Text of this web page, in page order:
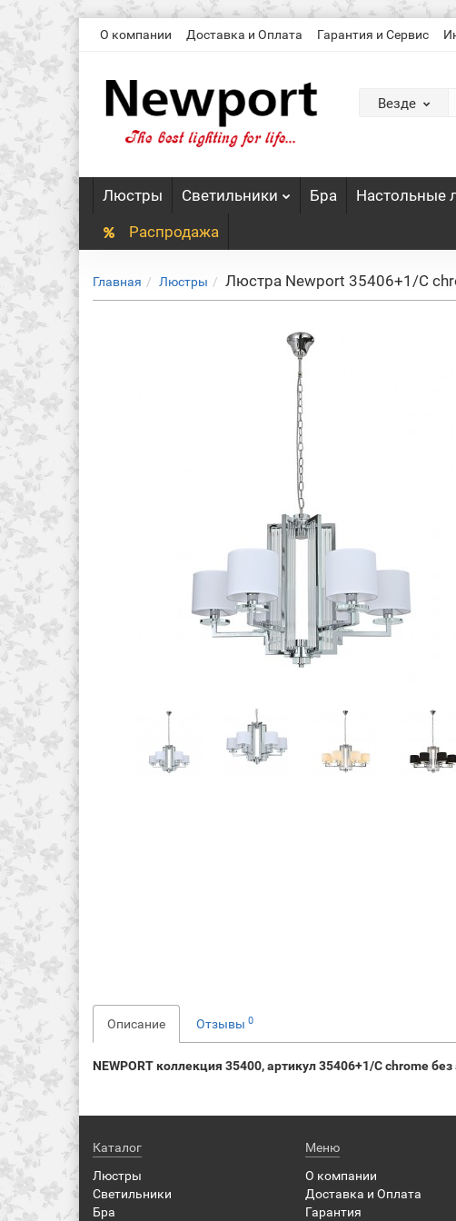
О компании Доставка и Оплата Гарантия и Сервис
Везде
Люстры Светильники Бра Настольные
Распродажа
Главная Люстры Люстра Newport 35406+1/C
Описание Отзывы 0
NEWPORT коллекция 35400, артикул 35406+1/C chrome
Каталог
Люстры
Светильники
Бра
Меню
О компании
Доставка и Оплата
Гарантия